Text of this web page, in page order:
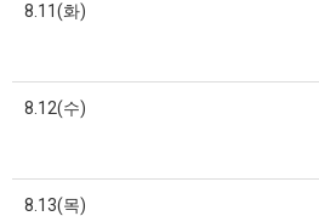
8.11(화)
8.12(수)
8.13(목)